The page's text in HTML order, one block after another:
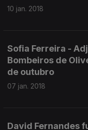
10 jan. 2018
Sofia Ferreira -
Bombeiros de
de outubro
07 jan. 2018
David Fernandes